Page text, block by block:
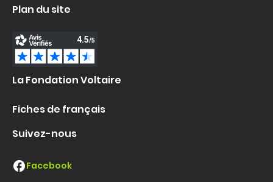
Plan du site
La Fondation Voltaire
Fiches de français
Suivez-nous
Facebook